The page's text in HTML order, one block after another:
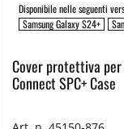
S25+Samsung Galaxy S24+
Cover protettiva
Connect SPC+ Case